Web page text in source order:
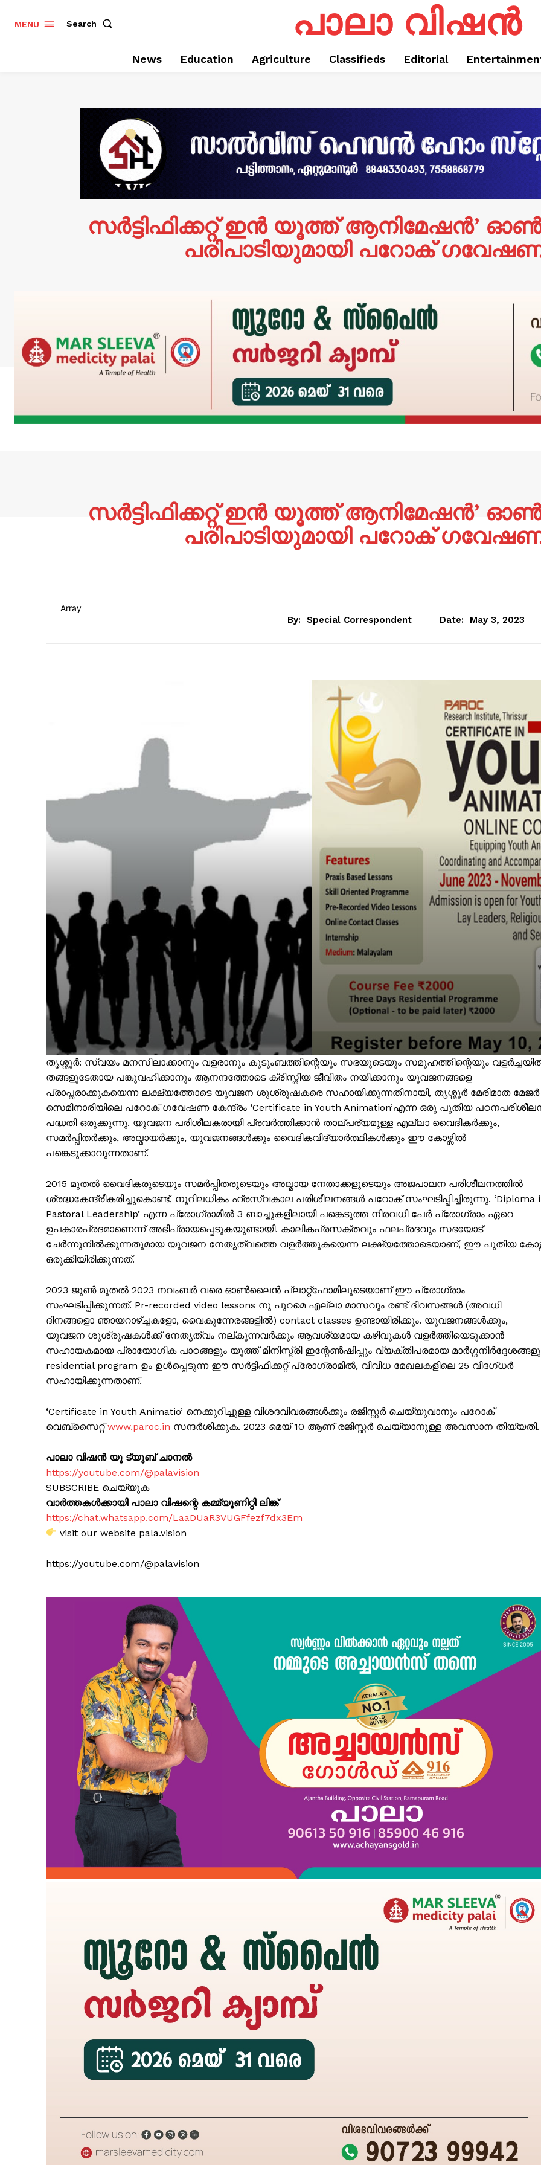
SUBSCRIBE NOW
PALA VISION
About
Contact us
Subscription Plans
MENU Search പാലാ വിഷൻ
News Education Agriculture Classifieds Editorial
സർട്ടിഫിക്കറ്റ് ഇൻ യൂത്ത് ആനിമേഷൻ’
പരിപാടിയുമായി പറോക് ഗവേഷണ
സർട്ടിഫിക്കറ്റ് ഇൻ യൂത്ത് ആനിമേഷൻ’
പരിപാടിയുമായി പറോക് ഗവേഷണ
Array
By: Special Correspondent Date: May 3, 2023
തൃശ്ശൂർ: സ്വയം മനസിലാക്കാനും വളരാനും കുടുംബത്തിന്റെയും സഭയുടെയും സമൂഹത്തിന്റെയും
തങ്ങളുടേതായ പങ്കുവഹിക്കാനും ആനന്ദത്തോടെ ക്രിസ്തീയ ജീവിതം നയിക്കാനും യുവജനങ്ങളെ
പ്രാപ്തരാക്കുകയെന്ന ലക്ഷ്യത്തോടെ യുവജന ശുശ്രൂഷകരെ സഹായിക്കുന്നതിനായി, തൃശ്ശൂർ മേരിമാത മേജർ
സെമിനാരിയിലെ പറോക് ഗവേഷണ കേന്ദ്രം ‘Certificate in Youth Animation’എന്ന ഒരു പുതിയ
പദ്ധതി ഒരുക്കുന്നു. യുവജന പരിശീലകരായി പ്രവർത്തിക്കാൻ താല്പര്യമുള്ള എല്ലാ വൈദികർക്കും,
സമർപ്പിതർക്കും, അല്മായർക്കും, യുവജനങ്ങൾക്കും വൈദികവിദ്യാർത്ഥികൾക്കും ഈ കോഴ്സിൽ
പങ്കെടുക്കാവുന്നതാണ്.
2015 മുതൽ വൈദികരുടെയും സമർപ്പിതരുടെയും അല്മായ നേതാക്കളുടെയും അജപാലന പരിശീലനത്തിൽ
ശ്രദ്ധകേന്ദ്രീകരിച്ചുകൊണ്ട്, നൂറിലധികം ഹ്രസ്വകാല പരിശീലനങ്ങൾ പറോക് സംഘടിപ്പിച്ചിരുന്നു. ‘Diploma
Pastoral Leadership’ എന്ന പ്രോഗ്രാമിൽ 3 ബാച്ചുകളിലായി പങ്കെടുത്ത നിരവധി പേർ പ്രോഗ്രാം ഏറെ
ഉപകാരപ്രദമാണെന്ന് അഭിപ്രായപ്പെടുകയുണ്ടായി. കാലികപ്രസക്തവും ഫലപ്രദവും സഭയോട്
ചേർന്നുനിൽക്കുന്നതുമായ യുവജന നേതൃത്വത്തെ വളർത്തുകയെന്ന ലക്ഷ്യത്തോടെയാണ്, ഈ പുതിയ
ഒരുക്കിയിരിക്കുന്നത്.
2023 ജൂൺ മുതൽ 2023 നവംബർ വരെ ഓണ്‍ലൈന്‍ പ്ലാറ്റ്ഫോമിലൂടെയാണ് ഈ പ്രോഗ്രാം
സംഘടിപ്പിക്കുന്നത്. Pr-recorded video lessons നു പുറമെ എല്ലാ മാസവും രണ്ട് ദിവസങ്ങൾ (അവധി
ദിനങ്ങളൊ ഞായറാഴ്ച്ചകളോ, വൈകുന്നേരങ്ങളിൽ) contact classes ഉണ്ടായിരിക്കും. യുവജനങ്ങൾക്കും,
യുവജന ശുശ്രൂഷകൾക്ക് നേതൃത്വം നല്കുന്നവർക്കും ആവശ്യമായ കഴിവുകൾ വളർത്തിയെടുക്കാൻ
സഹായകമായ പ്രായോഗിക പാഠങ്ങളും യൂത്ത് മിനിസ്ട്രി ഇന്റേൺഷിപ്പും വ്യക്തിപരമായ
residential program ഉം ഉൾപ്പെടുന്ന ഈ സർട്ടിഫിക്കറ്റ് പ്രോഗ്രാമിൽ, വിവിധ മേഖലകളിലെ 25 വിദഗ്ധർ
സഹായിക്കുന്നതാണ്.
‘Certificate in Youth Animatio’ നെക്കുറിച്ചുള്ള വിശദവിവരങ്ങൾക്കും രജിസ്റ്റർ ചെയ്യുവാനും പറോക്
വെബ്സൈറ്റ്www.paroc.in സന്ദർശിക്കുക. 2023 മെയ് 10 ആണ് രജിസ്റ്റർ ചെയ്യാനുള്ള അവസാന തിയ്യതി.
പാലാ വിഷൻ യൂ ട്യൂബ് ചാനൽ
https://youtube.com/@palavision
SUBSCRIBE ചെയ്യുക
വാർത്തകൾക്കായി പാലാ വിഷന്റെ കമ്മ്യൂണിറ്റി ലിങ്ക്
https://chat.whatsapp.com/LaaDUaR3VUGFfezf7dx3Em
visit our website pala.vision
https://youtube.com/@palavision